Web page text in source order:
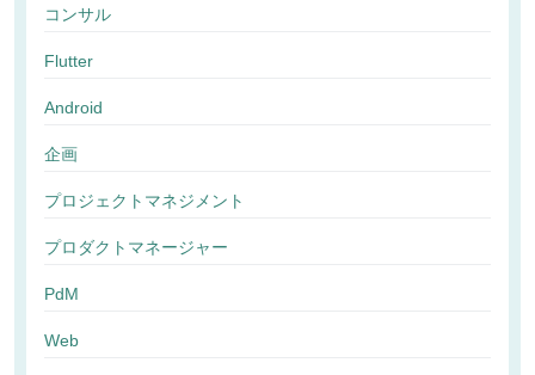
コンサル
Flutter
Android
企画
プロジェクトマネジメント
プロダクトマネージャー
PdM
Web